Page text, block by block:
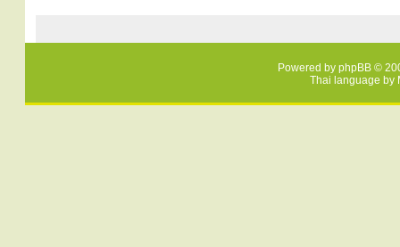
Powered by phpBB ©
Thai language by